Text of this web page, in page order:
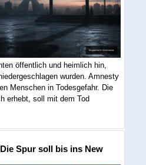
öffentlich und heimlich hin,
wurden. Amnesty
Menschen in Todesgefahr. Die
erhebt, soll mit dem Tod
Spur soll bis ins New